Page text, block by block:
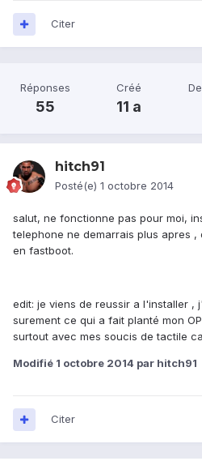
Citer
Réponses
55
Créé
11 a
hitch91
Posté(e) 1 octobre 2014
salut, ne fonctionne pas pour moi,
telephone ne demarrais plus apres ,
en fastboot.
edit: je viens de reussir a l'installer
surement ce qui a fait planté mon
surtout avec mes soucis de tactile
Modifié 1 octobre 2014 par hitch91
Citer